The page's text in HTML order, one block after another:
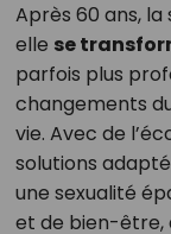
Après 60 ans,
elle se
parfois plus
changements
vie. Avec de
solutions
une sexualité
et de bien-être,